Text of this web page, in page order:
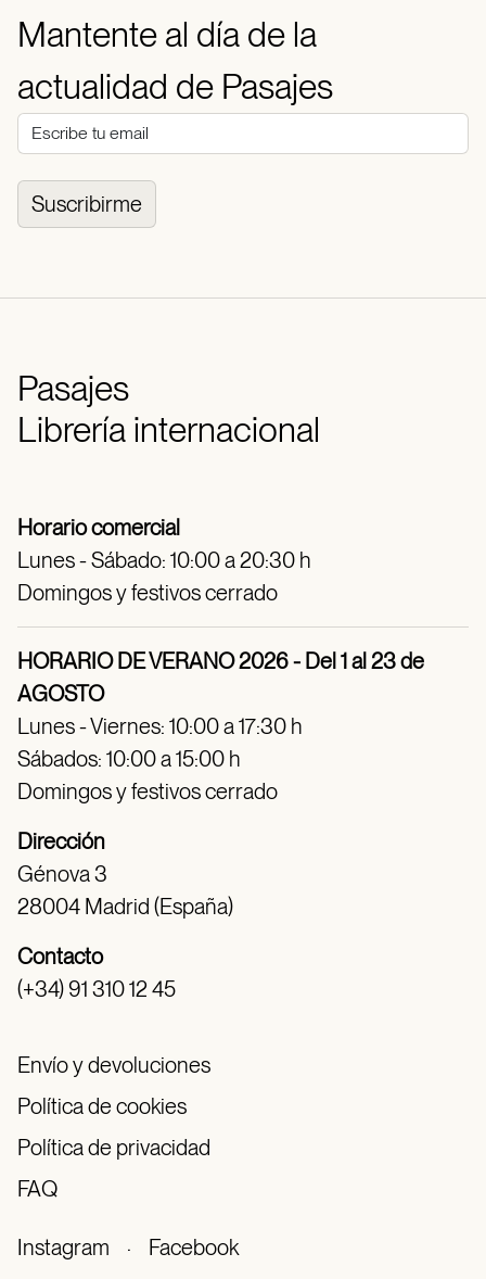
Mantente al día de la
actualidad de Pasajes
Suscribirme
Pasajes
Librería internacional
Horario comercial
Lunes - Sábado: 10:00 a 20:30 h
Domingos y festivos cerrado
HORARIO DE VERANO 2026 - Del 1 al 23 de
AGOSTO
Lunes - Viernes: 10:00 a 17:30 h
Sábados: 10:00 a 15:00 h
Domingos y festivos cerrado
Dirección
Génova 3
28004 Madrid (España)
Contacto
(+34) 91 310 12 45
Envío y devoluciones
Política de cookies
Política de privacidad
FAQ
Instagram · Facebook